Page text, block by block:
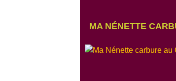
MA NÉNETTE